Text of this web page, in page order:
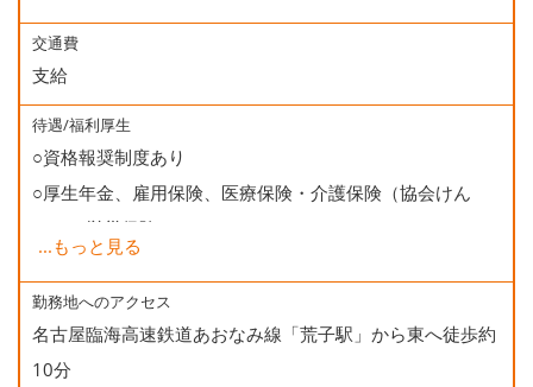
※経験・能力を考慮して給料を設定いたします。
賞与：年2回
昇給：年1回
交通費
支給
待遇/福利厚生
○資格報奨制度あり
○厚生年金、雇用保険、医療保険・介護保険（協会けん
ぽ）、労災保険
○健康診断
○誕生日会
...もっと見る
勤務地へのアクセス
名古屋臨海高速鉄道あおなみ線「荒子駅」から東へ徒歩約
10分